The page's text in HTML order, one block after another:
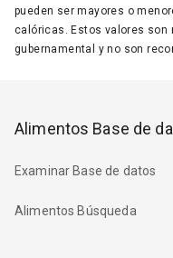
pueden ser mayores o
calóricas. Estos valores son
gubernamental y no son
Alimentos Base de
Examinar Base de datos
Alimentos Búsqueda